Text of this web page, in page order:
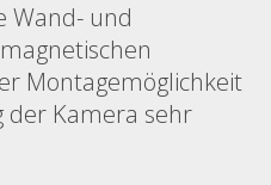
Wand- und
Montagemöglichkeit
der Kamera sehr